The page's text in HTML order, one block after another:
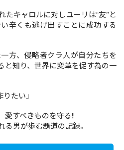
閉じる
たキャロルに対しユーリは“友”と
辛くも逃げ出すことに成功する
方、侵略者クラ人が自分たちを
と知り、世界に変革を促す為の一
たい」
愛すべきものを守る!!
る男が歩む覇道の記録。